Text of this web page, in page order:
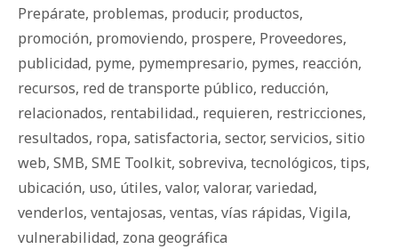
Prepárate, problemas, producir, productos,
promoción, promoviendo, prospere, Proveedores,
publicidad, pyme, pymempresario, pymes, reacción,
recursos, red de transporte público, reducción,
relacionados, rentabilidad., requieren, restricciones,
resultados, ropa, satisfactoria, sector, servicios, sitio
web, SMB, SME Toolkit, sobreviva, tecnológicos, tips,
ubicación, uso, útiles, valor, valorar, variedad,
venderlos, ventajosas, ventas, vías rápidas, Vigila,
vulnerabilidad, zona geográfica